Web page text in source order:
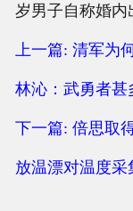
岁男子自称婚内
上一篇: 清军为
林沁：武勇者甚
下一篇: 倍思取
放温漂对温度采